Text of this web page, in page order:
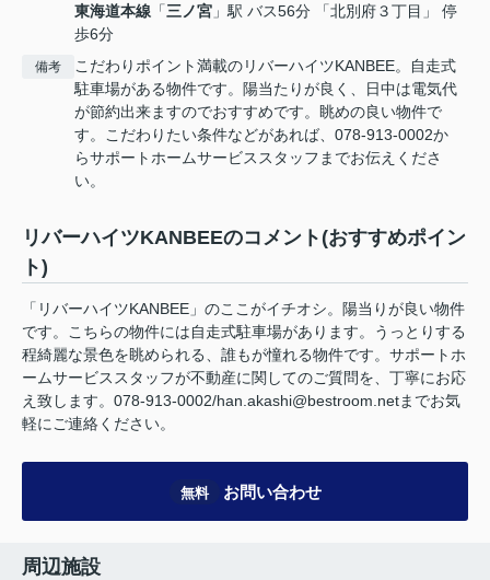
東海道本線 「三ノ宮 」駅 バス56分 「北別府３丁目」 停
歩6分
備考
こだわりポイント満載のリバーハイツKANBEE。自走式
駐車場がある物件です。陽当たりが良く、日中は電気代
が節約出来ますのでおすすめです。眺めの良い物件で
す。こだわりたい条件などがあれば、078-913-0002か
らサポートホームサービススタッフまでお伝えくださ
い。
リバーハイツKANBEEのコメント(おすすめポイン
ト)
「リバーハイツKANBEE」のここがイチオシ。陽当りが良い物件
です。こちらの物件には自走式駐車場があります。うっとりする
程綺麗な景色を眺められる、誰もが憧れる物件です。サポートホ
ームサービススタッフが不動産に関してのご質問を、丁寧にお応
え致します。078-913-0002/han.akashi@bestroom.netまでお気
軽にご連絡ください。
無料 お問い合わせ
周辺施設